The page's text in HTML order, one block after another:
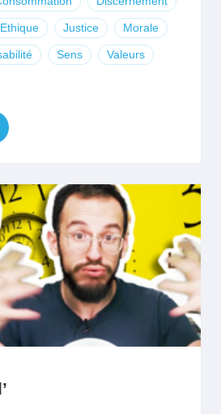
Ethique Justice Morale
Sens Valeurs